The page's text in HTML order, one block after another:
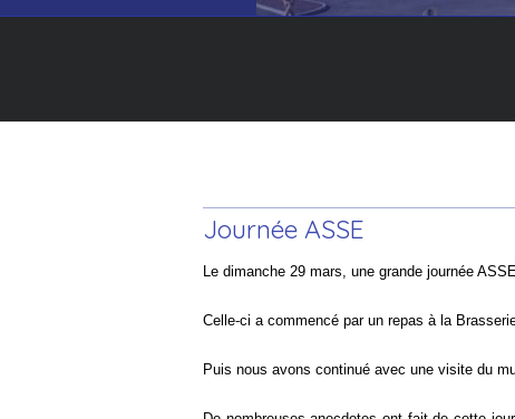
Journée ASSE
Le dimanche 29 mars, une grande journée
Celle-ci a commencé par un repas à la
Puis nous avons continué avec une visite du